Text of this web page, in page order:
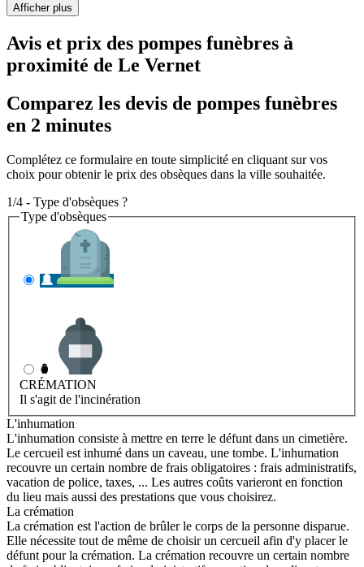
Afficher plus
Avis et prix des pompes funèbres à
proximité de Le Vernet
Comparez les devis de pompes funèbres
en 2 minutes
Complétez ce formulaire en toute simplicité en cliquant sur vos
choix pour obtenir le prix des obsèques dans la ville souhaitée.
1/4 - Type d'obsèques ?
Type d'obsèques
CRÉMATION
Il s'agit de l'incinération
L'inhumation
L'inhumation consiste à mettre en terre le défunt dans un cimetière.
Le cercueil est inhumé dans un caveau, une tombe. L'inhumation
recouvre un certain nombre de frais obligatoires : frais administratifs,
vacation de police, taxes, ... Les autres coûts varieront en fonction
du lieu mais aussi des prestations que vous choisirez.
La crémation
La crémation est l'action de brûler le corps de la personne disparue.
Elle nécessite tout de même de choisir un cercueil afin d'y placer le
défunt pour la crémation. La crémation recouvre un certain nombre